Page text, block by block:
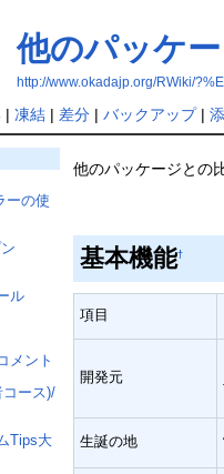
他のパッケ
http://www.okadajp.org/RWiki/
| 凍結| 差分| バックアップ|
他のパッケージとの
基本機能†
項目
開発元
生誕の地
ーの使
ル
メント
コース)/
Tips大